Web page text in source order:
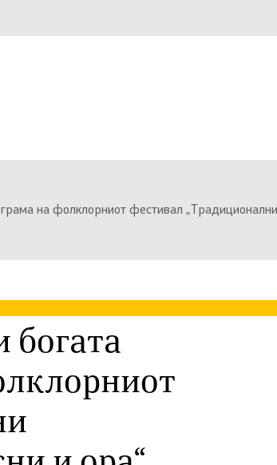
на фолклорниот фестивал
богата